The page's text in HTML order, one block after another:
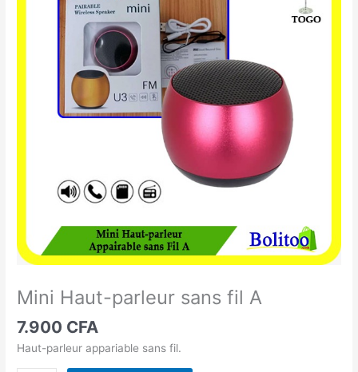
Mini Haut-parleur sans fil A
7.900 CFA
Haut-parleur appariable sans fil.